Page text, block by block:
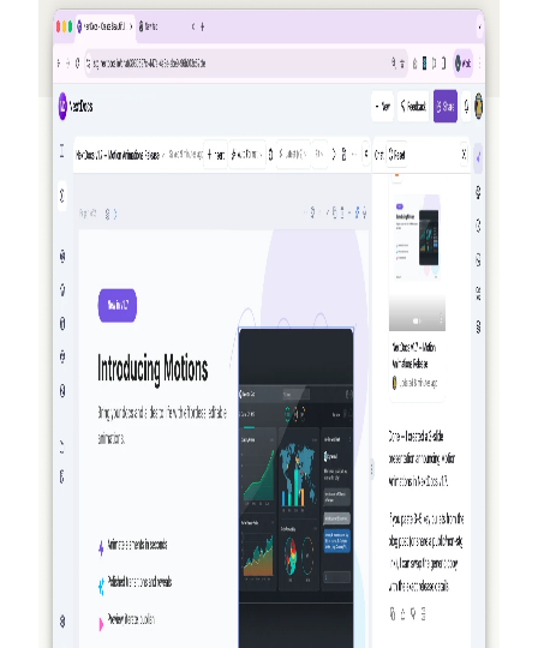
邀请朋友，赚取积分 — NextDocs v1.10
一个全新的推荐计划，在每次有人注册时为你和你的朋
友赚取积分 — 每月最高可达 50 美元。此外还将新增公
开的 Offers 页、面向 Pro+ 与 Ultra 的 Premium 模型，以
及对 AI Memory 的补充回顾。
阅读更多
2026-03-27
真正具备代理性：NextDocs 如何创建、验证
并改进你的文档与演示文稿
NextDocs 不再只是生成并寄希望于结果。到 v1.8 版
本，AI 会创建你的文档、对所生成的内容进行可视化
审查并进行改进——在你看到结果之前就完成整套过
程。没有其他 AI 文档或演示工具能做到这一点。
阅读更多
2026-03-14
NextDocs v1.7.0：动态动画、视频导出及更多